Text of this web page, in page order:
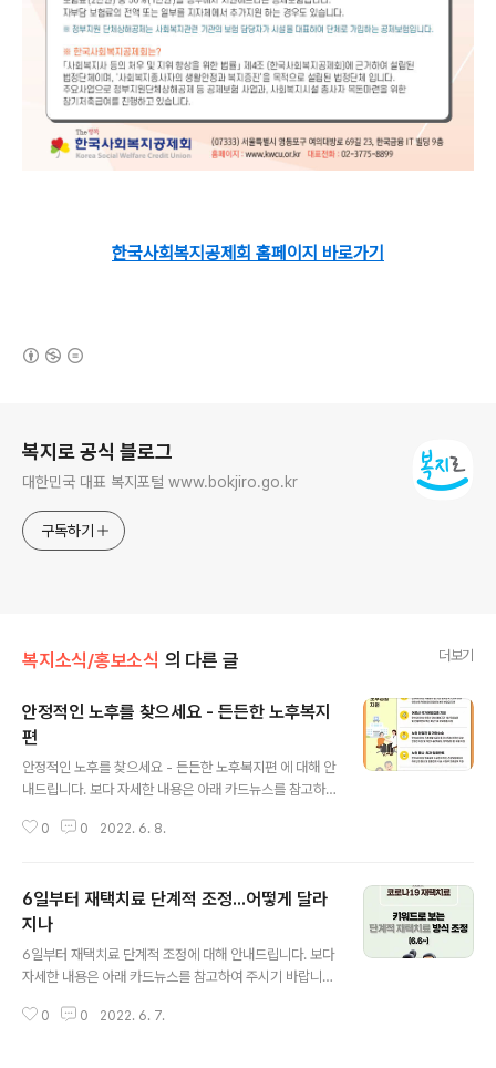
한국사회복지공제회 홈페이지 바로가기
복지로 공식 블로그
대한민국 대표 복지포털 www.bokjiro.go.kr
구독하기
복지소식/홍보소식 의 다른 글 더보기
안정적인 노후를 찾으세요 - 든든한 노후복지
편
안정적인 노후를 찾으세요 - 든든한 노후복지편 에 대해 안
내드립니다. 보다 자세한 내용은 아래 카드뉴스를 참고하
가기0 0 2022. 6. 8.
6일부터 재택치료 단계적 조정...어떻게 달라
지나
6일부터 재택치료 단계적 조정에 대해 안내드립니다. 보다
자세한 내용은 아래 카드뉴스를 참고하여 주시기 바랍니
0 0 2022. 6. 7.